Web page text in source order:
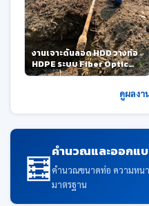
งานเจาะดันลอด HDD วางท่อ
HDPE ระบบ Fiber Optic
ชลประทานสามเสน และ
ดูผลง
🧮คำนวณและออกแบ
คำนวณขนาดท่อ ความหนา
มาตรฐาน